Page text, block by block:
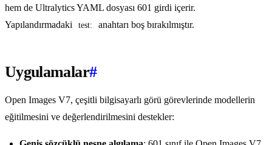
hem de Ultralytics YAML dosyası 601 girdi içerir.
Yapılandırmadaki
test: anahtarı boş bırakılmıştır.
Uygulamalar#
Open Images V7, çeşitli bilgisayarlı görü görevlerinde modellerin
eğitilmesini ve değerlendirilmesini destekler: